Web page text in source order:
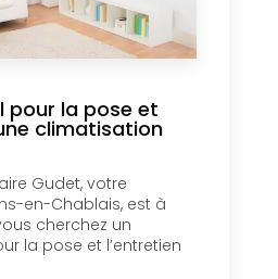
pour la pose et
climatisation
Gudet, votre
en-Chablais, est à
cherchez un
la pose et l’entretien